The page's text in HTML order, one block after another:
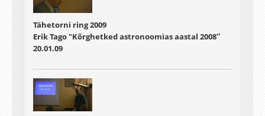
Tähetorni ring 2009
Erik Tago "Kõrghetked astronoomias aastal 2008″
20.01.09